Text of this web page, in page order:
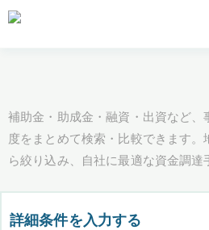
補助金・助成金・融資・出資など、
度をまとめて検索・比較できます
ら絞り込み、自社に最適な資金調達
詳細条件を入力する